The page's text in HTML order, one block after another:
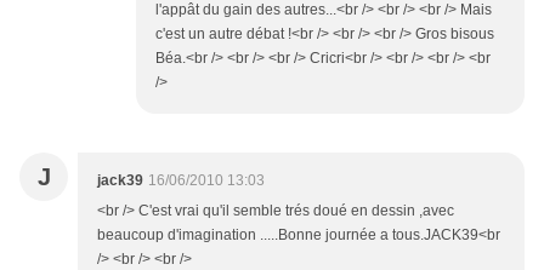
l'appât du gain des autres...<br /> <br /> <br /> Mais
c'est un autre débat !<br /> <br /> <br /> Gros bisous
Béa.<br /> <br /> <br /> Cricri<br /> <br /> <br /> <br
/>
J jack39 16/06/2010 13:03
<br /> C'est vrai qu'il semble trés doué en dessin ,avec
beaucoup d'imagination .....Bonne journée a tous.JACK39<br
/> <br /> <br />